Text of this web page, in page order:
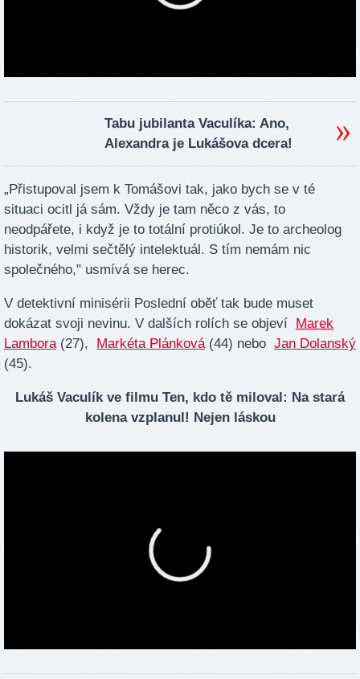
Tabu jubilanta Vaculíka: Ano,
Alexandra je Lukášova dcera!
„Přistupoval jsem k Tomášovi tak, jako bych se v té
situaci ocitl já sám. Vždy je tam něco z vás, to
neodpářete, i když je to totální protiúkol. Je to archeolog
historik, velmi sečtělý intelektuál. S tím nemám nic
společného," usmívá se herec.
V detektivní minisérii Poslední oběť tak bude muset
dokázat svoji nevinu. V dalších rolích se objeví Marek
Lambora(27), Markéta Plánková(44) nebo Jan Dolanský
(45).
Lukáš Vaculík ve filmu Ten, kdo tě miloval: Na stará
kolena vzplanul! Nejen láskou